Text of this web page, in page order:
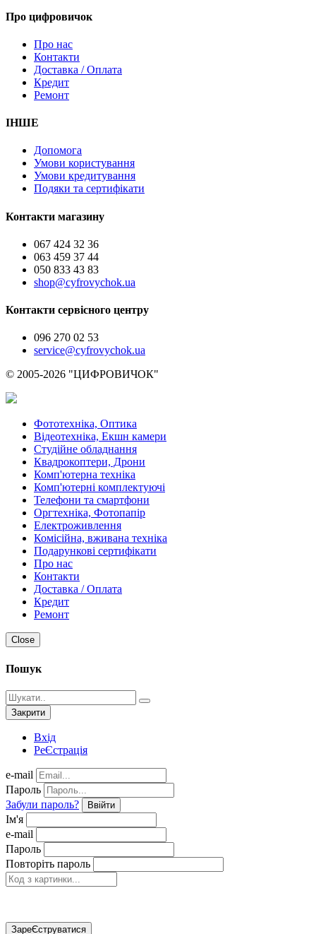
Про цифровичок
Про нас
Контакти
Доставка / Оплата
Кредит
Ремонт
ІНШЕ
Допомога
Умови користування
Умови кредитування
Подяки та сертифікати
Контакти магазину
067 424 32 36
063 459 37 44
050 833 43 83
shop@cyfrovychok.ua
Контакти сервісного центру
096 270 02 53
service@cyfrovychok.ua
© 2005-2026 "ЦИФРОВИЧОК"
Фототехніка, Оптика
Відеотехніка, Екшн камери
Студійне обладнання
Квадрокоптери, Дрони
Комп'ютерна техніка
Комп'ютерні комплектуючі
Телефони та смартфони
Оргтехніка, Фотопапір
Електроживлення
Комісійна, вживана техніка
Подарункові сертифікати
Про нас
Контакти
Доставка / Оплата
Кредит
Ремонт
Close
Пошук
Закрити
Вхід
РеЄстрація
e-mail
Пароль
Забули пароль?
Ввійти
Ім'я
e-mail
Пароль
Повторіть пароль
ЗареЄструватися